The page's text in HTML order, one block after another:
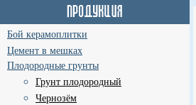
Бой керамоплитки
Цемент в мешках
Плодородные грунты
Грунт плодородный
Чернозём